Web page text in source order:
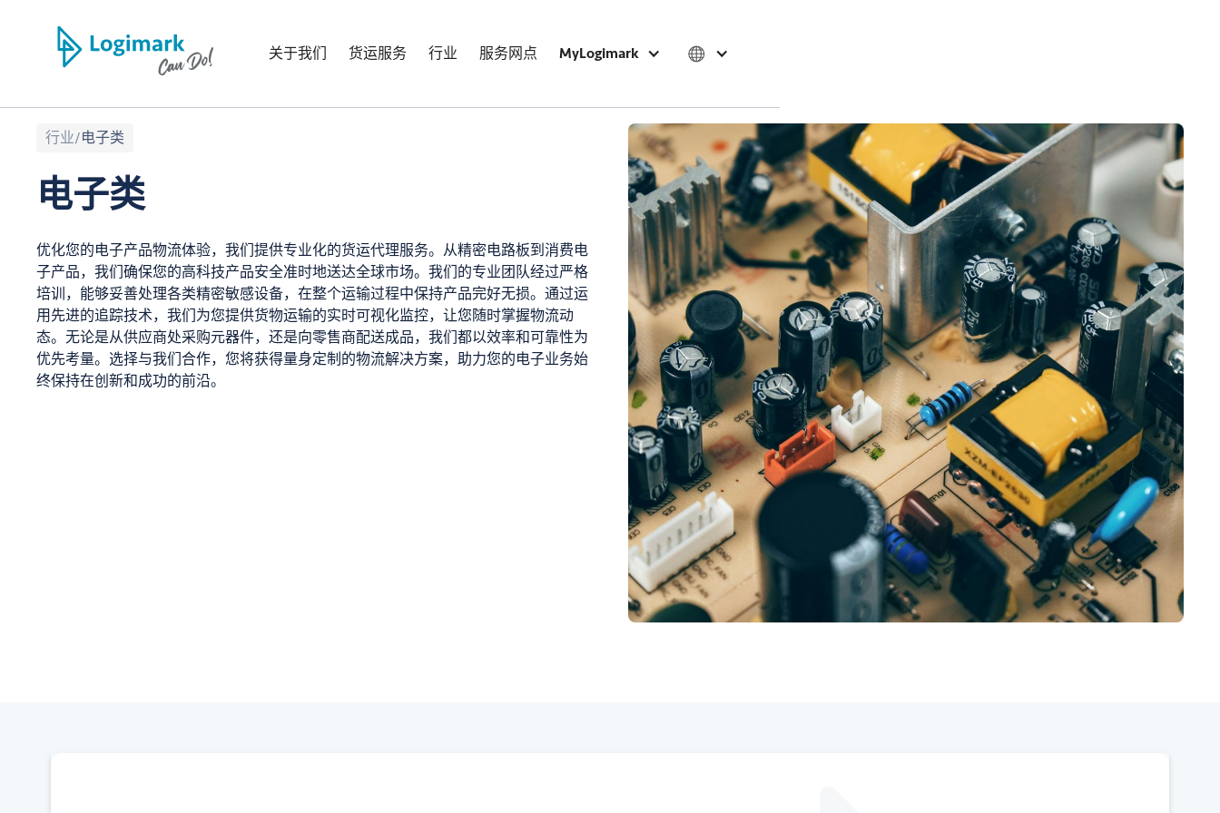
关于我们 货运服务 行业 服务网点 MyLogimark
行业/电子类
电子类
优化您的电子产品物流体验，我们提供专业化的货运代理服务。从精密电路板到消费电
子产品，我们确保您的高科技产品安全准时地送达全球市场。我们的专业团队经过严格
培训，能够妥善处理各类精密敏感设备，在整个运输过程中保持产品完好无损。通过运
用先进的追踪技术，我们为您提供货物运输的实时可视化监控，让您随时掌握物流动
态。无论是从供应商处采购元器件，还是向零售商配送成品，我们都以效率和可靠性为
优先考量。选择与我们合作，您将获得量身定制的物流解决方案，助力您的电子业务始
终保持在创新和成功的前沿。